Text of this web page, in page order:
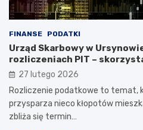
FINANSE PODATKI
Urząd Skarbowy w
rozliczeniach PIT –
27 lutego 2026
Rozliczenie podatkowe to temat,
przysparza nieco kłopotów
zbliża się termin…